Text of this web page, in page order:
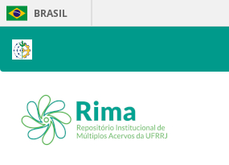
Skip
navigation
BRASIL